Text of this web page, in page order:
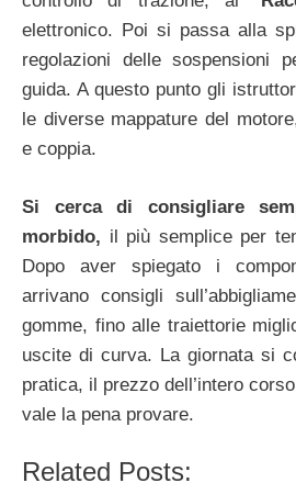
elettronico. Poi si passa alla
regolazioni delle sospensioni
guida. A questo punto gli
le diverse mappature del
e coppia.
Si cerca di consigliare
morbido, il più semplice per
Dopo aver spiegato i
arrivano consigli
gomme, fino alle traiettorie
uscite di curva. La giornata si
pratica, il prezzo dell’intero
vale la pena provare.
Related Posts: